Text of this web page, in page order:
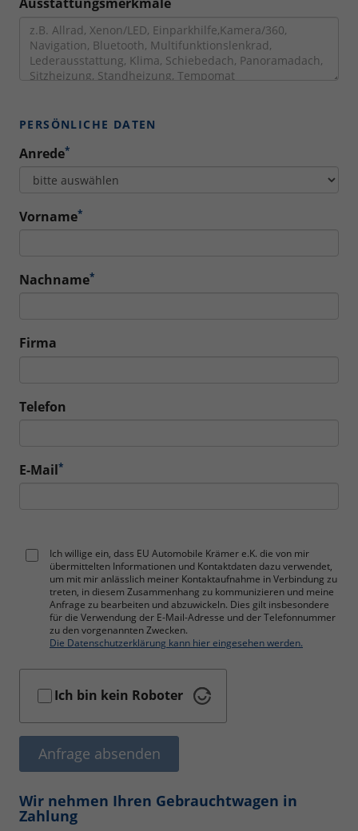
PERSÖNLICHE DATEN
Anrede*
Vorname*
Nachname*
Firma
Telefon
E-Mail*
Ich willige ein, dass EU Automobile Krämer e.K. die von mir
übermittelten Informationen und Kontaktdaten dazu verwendet,
um mit mir anlässlich meiner Kontaktaufnahme in Verbindung zu
treten, in diesem Zusammenhang zu kommunizieren und meine
Anfrage zu bearbeiten und abzuwickeln. Dies gilt insbesondere
für die Verwendung der E-Mail-Adresse und der Telefonnummer
zu den vorgenannten Zwecken.
Die Datenschutzerklärung kann hier eingesehen werden.
Ich bin kein Roboter
Anfrage absenden
Wir nehmen Ihren Gebrauchtwagen in
Zahlung